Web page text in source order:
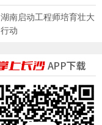
POCT生态
湖南启动工程师培育壮大
行动